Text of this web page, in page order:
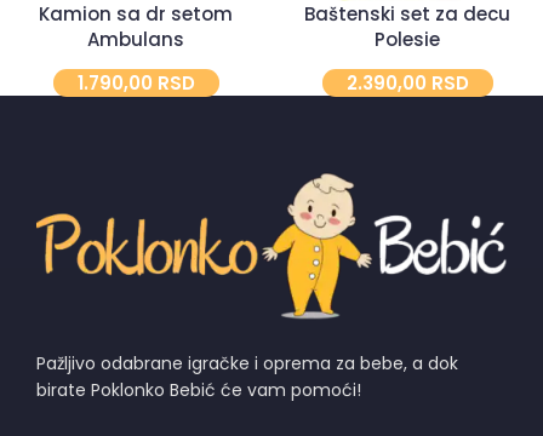
Kamion sa dr setom
Ambulans
1.790,00 RSD
Baštenski set za decu
Polesie
2.390,00 RSD
Pažljivo odabrane igračke i oprema za bebe, a dok
birate Poklonko Bebić će vam pomoći!